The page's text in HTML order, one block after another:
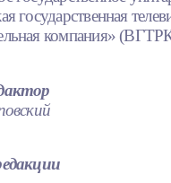
государственная
компания»